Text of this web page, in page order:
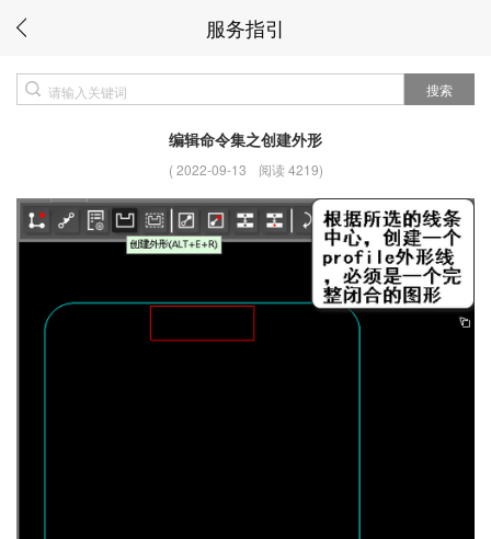
服务指引
搜索
编辑命令集之创建外形
(2022-09-13 阅读 4219)